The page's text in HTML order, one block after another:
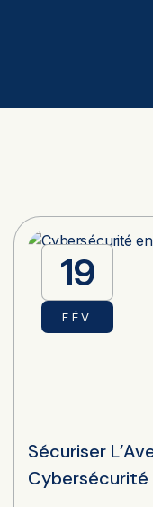
19
FÉV
Sécuriser
Cybersécurité